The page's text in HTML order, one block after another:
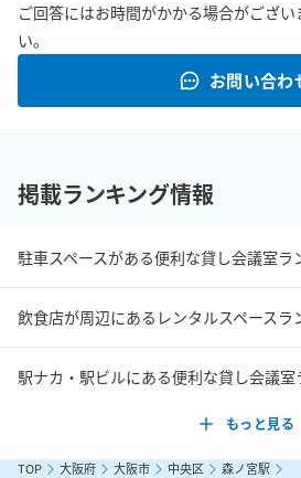
ご回答にはお時間がかかる場合がござ
い。
お問い合わ
掲載ランキング情報
駐車スペースがある便利な貸し会議室ラ
飲食店が周辺にあるレンタルスペースラ
駅ナカ・駅ビルにある便利な貸し会議室
もっと見る
TOP 大阪府 大阪市 中央区
森ノ宮駅